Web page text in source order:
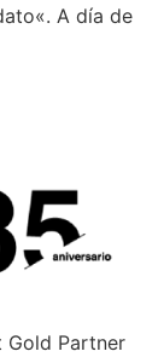
A día de
Gold Partner